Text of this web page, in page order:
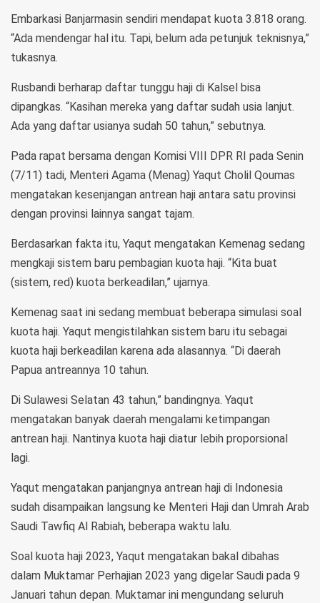
Embarkasi Banjarmasin sendiri mendapat kuota 3.818 orang.
“Ada mendengar hal itu. Tapi, belum ada petunjuk teknisnya,”
tukasnya.
Rusbandi berharap daftar tunggu haji di Kalsel bisa
dipangkas. “Kasihan mereka yang daftar sudah usia lanjut.
Ada yang daftar usianya sudah 50 tahun,” sebutnya.
Pada rapat bersama dengan Komisi VIII DPR RI pada Senin
(7/11) tadi, Menteri Agama (Menag) Yaqut Cholil Qoumas
mengatakan kesenjangan antrean haji antara satu provinsi
dengan provinsi lainnya sangat tajam.
Berdasarkan fakta itu, Yaqut mengatakan Kemenag sedang
mengkaji sistem baru pembagian kuota haji. “Kita buat
(sistem, red) kuota berkeadilan,” ujarnya.
Kemenag saat ini sedang membuat beberapa simulasi soal
kuota haji. Yaqut mengistilahkan sistem baru itu sebagai
kuota haji berkeadilan karena ada alasannya. “Di daerah
Papua antreannya 10 tahun.
Di Sulawesi Selatan 43 tahun,” bandingnya. Yaqut
mengatakan banyak daerah mengalami ketimpangan
antrean haji. Nantinya kuota haji diatur lebih proporsional
lagi.
Yaqut mengatakan panjangnya antrean haji di Indonesia
sudah disampaikan langsung ke Menteri Haji dan Umrah Arab
Saudi Tawfiq Al Rabiah, beberapa waktu lalu.
Soal kuota haji 2023, Yaqut mengatakan bakal dibahas
dalam Muktamar Perhajian 2023 yang digelar Saudi pada 9
Januari tahun depan. Muktamar ini mengundang seluruh